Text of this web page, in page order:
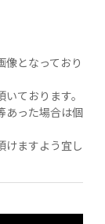
となっており
ております。
あった場合は個
けますよう宜し